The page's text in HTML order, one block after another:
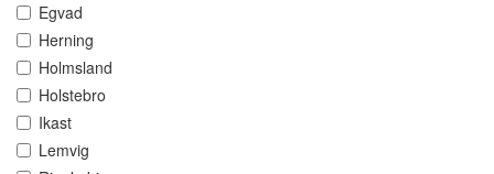
Egvad
Herning
Holmsland
Holstebro
Ikast
Lemvig